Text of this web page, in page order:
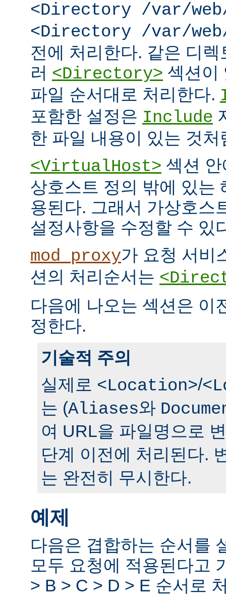
<Directory /var/
<Directory /var/
전에 처리한다. 같은 디
러 <Directory> 섹션이
파일 순서대로 처리한다.
포함한 설정은 Include
한 파일 내용이 있는 것처
<VirtualHost> 섹션
상호스트 정의 밖에 있는
용된다. 그래서 가상호스
설정사항을 수정할 수 있
mod_proxy가 요청 서비
션의 처리순서는
다음에 나오는 섹션은 이
정한다.
기술적 주의
실제로 <Location>/
는 (Aliases와
여 URL을 파일명으로
단계 이전에 처리된다.
는 완전히 무시한다.
예제
다음은 겹합하는 순서를
모두 요청에 적용된다고
> B > C > D > E 순서로